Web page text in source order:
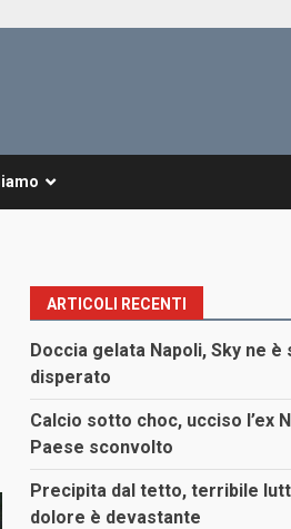
ARTICOLI RECENTI
Doccia gelata Napoli, Sky ne è
disperato
Calcio sotto choc, ucciso l’ex
Paese sconvolto
Precipita dal tetto, terribile
dolore è devastante